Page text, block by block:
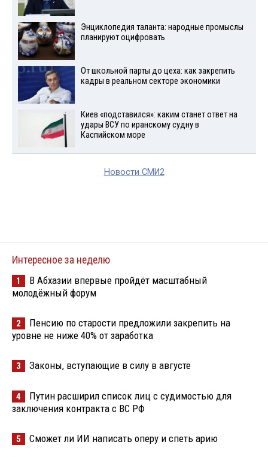
Энциклопедия таланта: народные промыслы
планируют оцифровать
От школьной парты до цеха: как закрепить
кадры в реальном секторе экономики
Киев «подставился»: каким станет ответ на
удары ВСУ по иранскому судну в
Каспийском море
Новости СМИ2
Интересное за неделю
1
В Абхазии впервые пройдёт масштабный
молодёжный форум
2
Пенсию по старости предложили закрепить на
уровне не ниже 40% от заработка
3 Законы, вступающие в силу в августе
4
Путин расширил список лиц с судимостью для
заключения контракта с ВС РФ
5 Сможет ли ИИ написать оперу и спеть арию